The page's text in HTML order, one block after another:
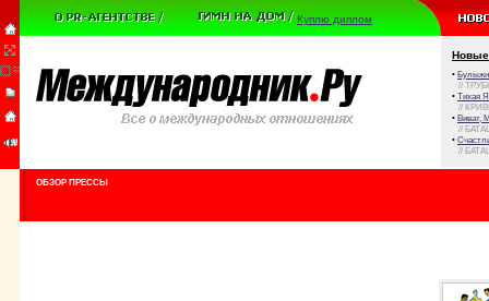
Куплю диплом
Новые
•
//
• Тихая
//
• Виват,
//
•
//
ОБЗОР ПРЕССЫ